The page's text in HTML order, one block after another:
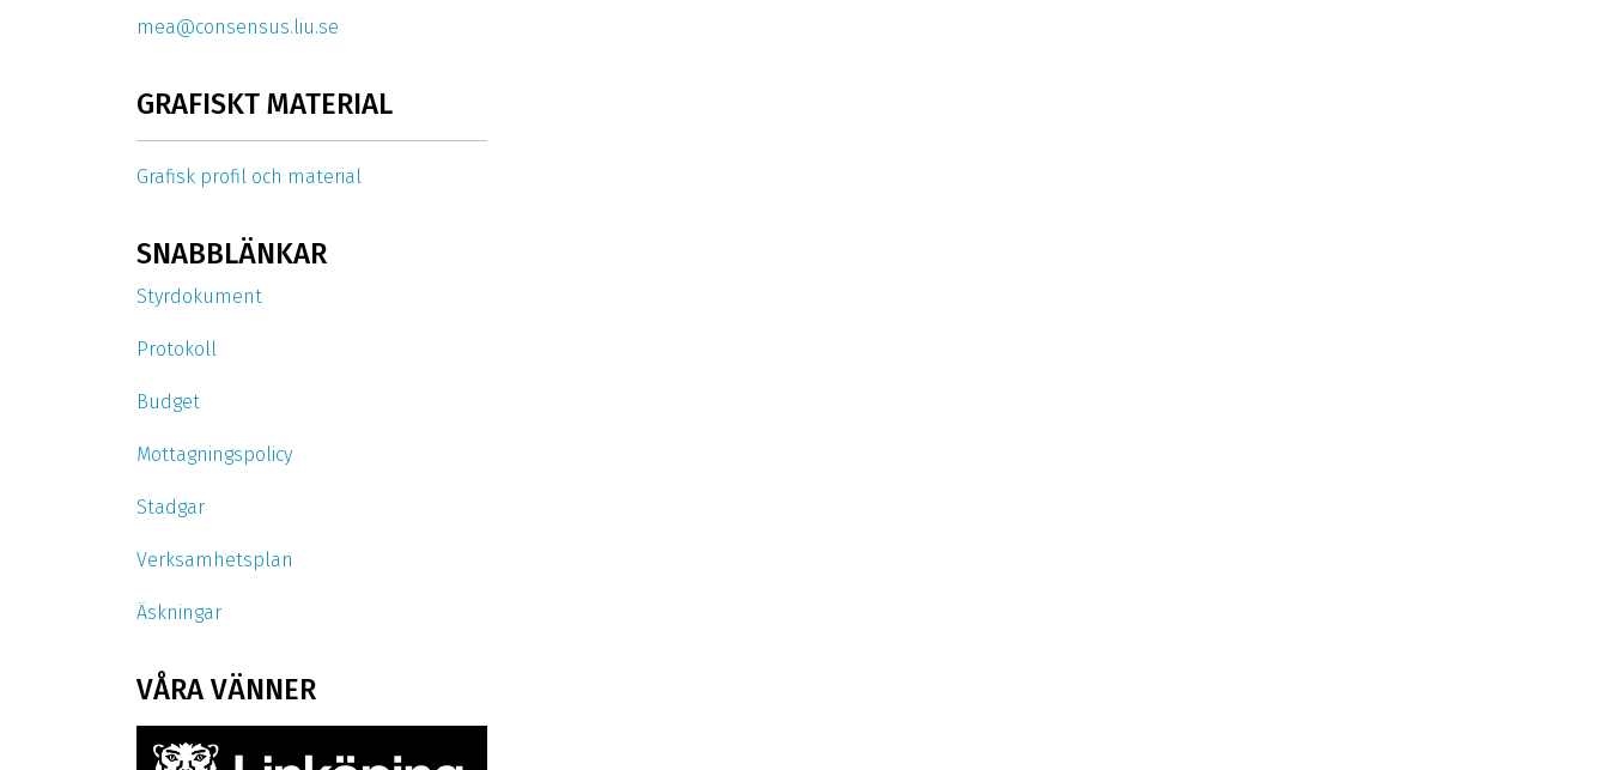
mea@consensus.liu.se
GRAFISKT MATERIAL
Grafisk profil och material
SNABBLÄNKAR
Styrdokument
Protokoll
Budget
Mottagningspolicy
Stadgar
Verksamhetsplan
Äskningar
VÅRA VÄNNER